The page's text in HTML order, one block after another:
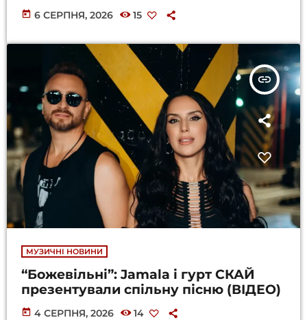
today 6 СЕРПНЯ, 2026 15
insert_link
МУЗИЧНІ НОВИНИ
“Божевільні”: Jamala і гурт СКАЙ
презентували спільну пісню (ВІДЕО)
today 4 СЕРПНЯ, 2026 14